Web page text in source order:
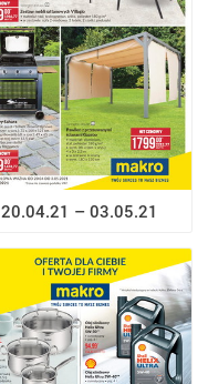
20.04.21 – 03.05.21